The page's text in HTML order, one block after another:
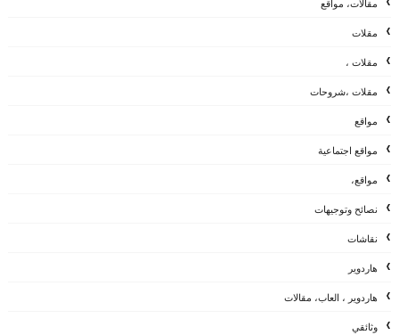
مقالات، مواقع
مقلات
مقلات ،
مقلات ،شروحات
مواقع
مواقع اجتماعية
مواقع،
نصائح وتوجيهات
نقاشات
هاردوير
هاردوير ، العاب، مقالات
وثائقي